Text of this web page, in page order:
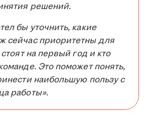
решений.
бы уточнить, какие
сейчас приоритетны для
на первый год и кто
Это поможет понять,
наибольшую пользу с
работы».